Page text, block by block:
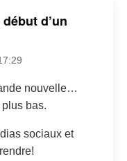
d’un
nouvelle…
bas.
sociaux et